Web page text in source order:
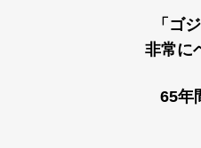
「ゴ
非常に
65年